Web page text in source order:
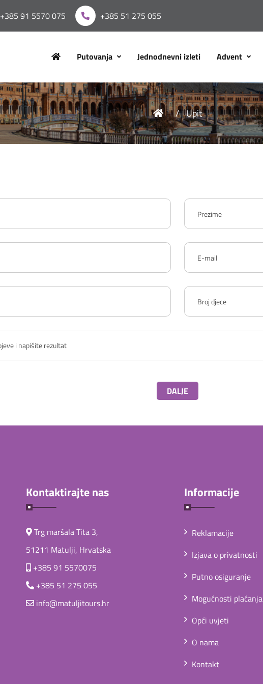
+385 91 5570 075 +385 51 275 055
Putovanja Jednodnevni izleti Advent
Upit
DALJE
Kontaktirajte nas
Trg maršala Tita 3,
51211 Matulji, Hrvatska
+385 91 5570075
+385 51 275 055
info@matuljitours.hr
Informacije
Reklamacije
Izjava o privatnosti
Putno osiguranje
Mogućnosti plaćanja
Opći uvjeti
O nama
Kontakt